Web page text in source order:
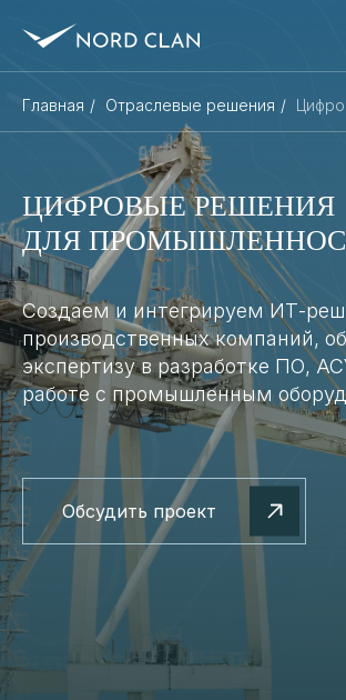
Главная / Отраслевые решения /
ЦИФРОВЫЕ РЕШЕНИЯ
ДЛЯ
Создаем и интегрируем ИТ-
производственных компаний,
экспертизу в разработке ПО,
работе с промышленным
Обсудить проект